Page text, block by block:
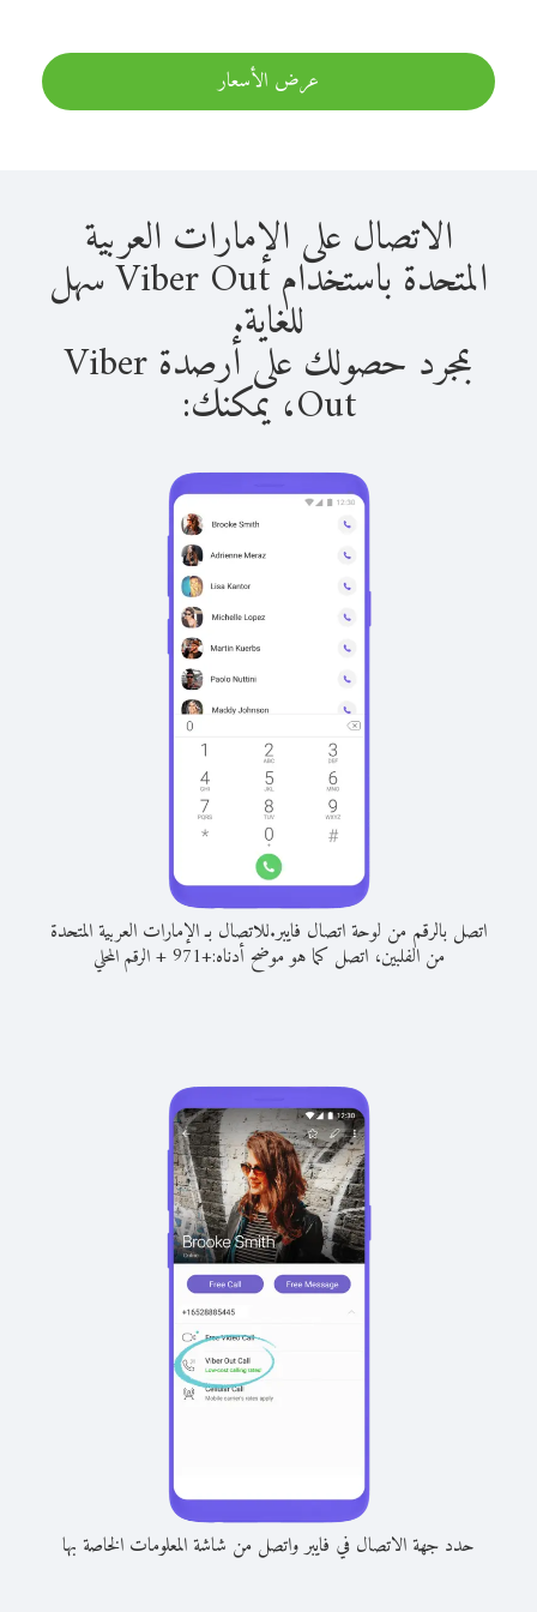
عرض الأسعار
الاتصال على الإمارات العربية
المتحدة باستخدام Viber Out سهل
للغاية.
بمجرد حصولك على أرصدة Viber
Out، يمكنك:
اتصل بالرقم من لوحة اتصال فايبر.للاتصال بـ الإمارات العربية المتحدة
من الفلبين، اتصل كما هو موضح أدناه:+
971
+الرقم المحلي
حدد جهة الاتصال في فايبر واتصل من شاشة المعلومات الخاصة بها